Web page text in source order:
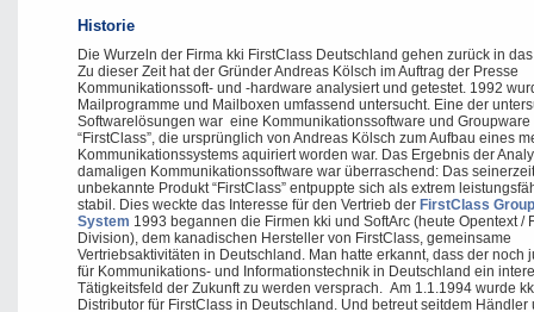
Historie
Die Wurzeln der Firma kki FirstClass Deutschland gehen zurück in
Zu dieser Zeit hat der Gründer Andreas Kölsch im Auftrag der Presse
Kommunikationssoft- und -hardware analysiert und getestet. 1992
Mailprogramme und Mailboxen umfassend untersucht. Eine der
Softwarelösungen war eine Kommunikationssoftware und Groupware
“FirstClass”, die ursprünglich von Andreas Kölsch zum Aufbau eines
Kommunikationssystems aquiriert worden war. Das Ergebnis der
damaligen Kommunikationssoftware war überraschend: Das
unbekannte Produkt “FirstClass” entpuppte sich als extrem
stabil. Dies weckte das Interesse für den Vertrieb der FirstClass
System 1993 begannen die Firmen kki und SoftArc (heute Opentext /
Division), dem kanadischen Hersteller von FirstClass, gemeinsame
Vertriebsaktivitäten in Deutschland. Man hatte erkannt, dass der noch
für Kommunikations- und Informationstechnik in Deutschland ein
Tätigkeitsfeld der Zukunft zu werden versprach. Am 1.1.1994 wurde
Distributor für FirstClass in Deutschland. Und betreut seitdem Händler